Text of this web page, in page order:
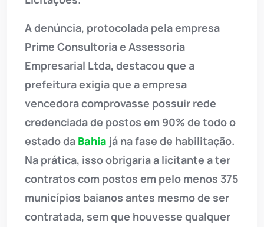
A denúncia, protocolada pela empresa
Prime Consultoria e Assessoria
Empresarial Ltda, destacou que a
prefeitura exigia que a empresa
vencedora comprovasse possuir rede
credenciada de postos em 90% de todo o
estado da Bahia já na fase de habilitação.
Na prática, isso obrigaria a licitante a ter
contratos com postos em pelo menos 375
municípios baianos antes mesmo de ser
contratada, sem que houvesse qualquer